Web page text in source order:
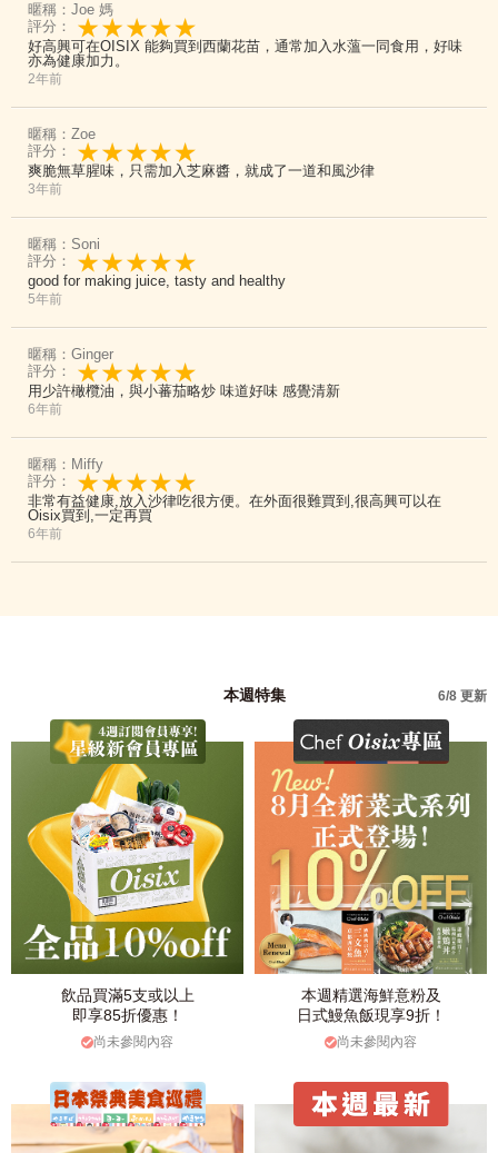
暱稱：Joe 媽
評分：
好高興可在OISIX 能夠買到西蘭花苗，通常加入水薀一同食用，好味
亦為健康加力。
2年前
暱稱：Zoe
評分：
爽脆無草腥味，只需加入芝麻醬，就成了一道和風沙律
3年前
暱稱：Soni
評分：
good for making juice, tasty and healthy
5年前
暱稱：Ginger
評分：
用少許橄欖油，與小蕃茄略炒 味道好味 感覺清新
6年前
暱稱：Miffy
評分：
非常有益健康,放入沙律吃很方便。在外面很難買到,很高興可以在
Oisix買到,一定再買
6年前
本週特集 6/8 更新
飲品買滿5支或以上
即享85折優惠！
尚未參閱內容
本週精選海鮮意粉及
日式鰻魚飯現享9折！
尚未參閱內容